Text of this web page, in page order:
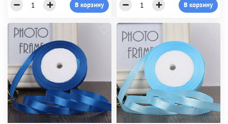
В корзину В корзину